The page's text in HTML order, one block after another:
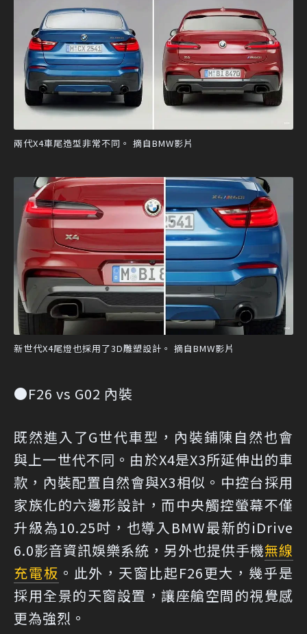
兩代X4車尾造型非常不同。 摘自BMW影片
新世代X4尾燈也採用了3D雕塑設計。 摘自BMW影片
●F26 vs G02 內裝
既然進入了G世代車型，內裝鋪陳自然也會
與上一世代不同。由於X4是X3所延伸出的車
款，內裝配置自然會與X3相似。中控台採用
家族化的六邊形設計，而中央觸控螢幕不僅
升級為10.25吋，也導入BMW最新的iDrive
6.0影音資訊娛樂系統，另外也提供手機無線
充電板 。此外，天窗比起F26更大，幾乎是
採用全景的天窗設置，讓座艙空間的視覺感
更為強烈。